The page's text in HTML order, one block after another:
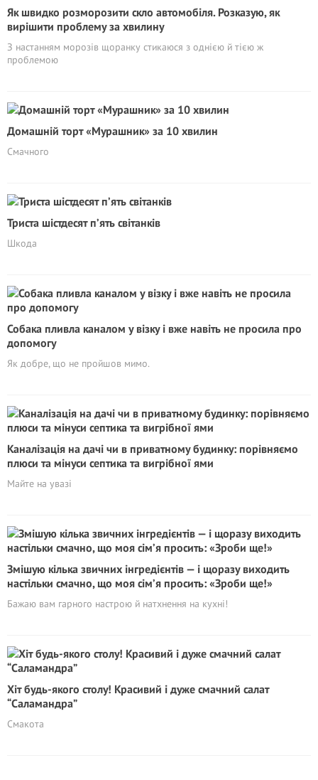
Як швидко розморозити скло автомобіля. Розказую, як
вирішити проблему за хвилину
З настанням морозів щоранку стикаюся з однією й тією ж
проблемою
Домашній торт «Мурашник» за 10 хвилин
Смачного
Триста шістдесят п’ять світанків
Шкода
Собака пливла каналом у візку і вже навіть не просила про
допомогу
Як добре, що не пройшов мимо.
Каналізація на дачі чи в приватному будинку: порівняємо
плюси та мінуси септика та вигрібної ями
Майте на увазі
Змішую кілька звичних інгредієнтів — і щоразу виходить
настільки смачно, що моя сім’я просить: «Зроби ще!»
Бажаю вам гарного настрою й натхнення на кухні!
Xiт будь-якого столу! Красивий і дуже смачний салат
“Саламандра”
Смакота